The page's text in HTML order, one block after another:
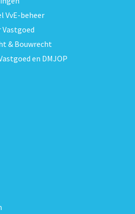
VvE-beheer
& Bouwrecht
en DMJOP